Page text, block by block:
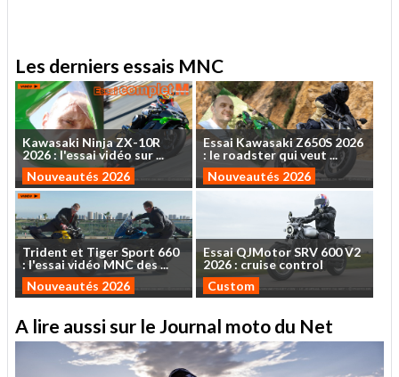
Les derniers essais MNC
Kawasaki NinjaZX-10R
2026: l'essaividéo sur...
Nouveautés 2026
Essai Kawasaki Z650S 2026
: le roadsterquiveut ...
Nouveautés 2026
Trident et TigerSport 660
: l'essaividéoMNCdes...
Nouveautés 2026
EssaiQJMotorSRV 600V2
2026 : cruise control
Custom
A lire aussi sur le Journal moto du Net